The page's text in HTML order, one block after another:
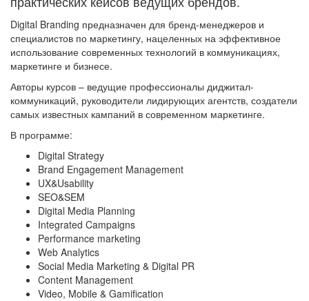
Digital Branding предназначен для бренд-менеджеров и
специалистов по маркетингу, нацеленных на эффективное
использование современных технологий в коммуникациях,
маркетинге и бизнесе.
Авторы курсов – ведущие профессионалы диджитал-
коммуникаций, руководители лидирующих агентств, создатели
самых известных кампаний в современном маркетинге.
В программе:
Digital Strategy
Brand Engagement Management
UX&Usability
SEO&SEM
Digital Media Planning
Integrated Campaigns
Performance marketing
Web Analytics
Social Media Marketing & Digital PR
Content Management
Video, Mobile & Gamification